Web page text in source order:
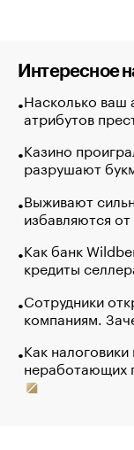
Интересное
Насколько ваш
атрибутов
Казино
разрушают
Выживают
избавляются
Как банк
кредиты
Сотрудники
компаниям.
Как
неработающих